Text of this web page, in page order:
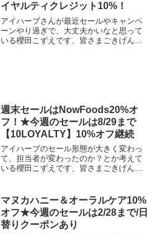
イヤルティクレジット10%！
アイハーブさんが最近セールやキャンペ
ーンやり過ぎで、大丈夫かいなと思って
いる櫻田こずえです、皆さまごきげんよ
週末セールはNowFoods20%オ
フ！★今週のセールは8/29まで
【10LOYALTY】10%オフ継続
アイハーブのセール形態が大きく変わっ
て、担当者が変わったのか？とか考えて
いる櫻田こずえです、皆さまごきげんよ
マヌカハニー＆オーラルケア10%
オフ★今週のセールは2/28まで/日
替りクーポンあり